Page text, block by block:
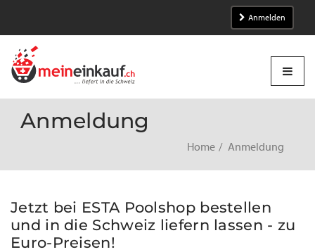
Anmelden
Anmeldung
Home Anmeldung
Jetzt bei ESTA Poolshop bestellen
und in die Schweiz liefern lassen - zu
Euro-Preisen!